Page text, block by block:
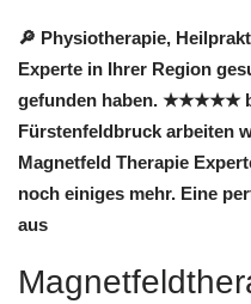
🔎 Physiotherapie,
Experte in Ihrer Region
gefunden haben. ★★★★★
Fürstenfeldbruck arbeiten
Magnetfeld Therapie
noch einiges mehr. Eine
aus